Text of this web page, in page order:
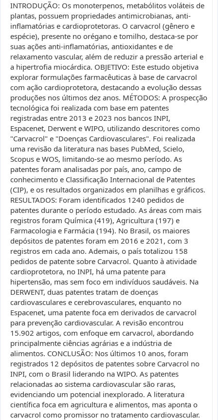
INTRODUÇÃO: Os monoterpenos, metabólitos voláteis de
plantas, possuem propriedades antimicrobianas, anti-
inflamatórias e cardioprotetoras. O carvacrol (gênero e
espécie), presente no orégano e tomilho, destaca-se por
suas ações anti-inflamatórias, antioxidantes e de
relaxamento vascular, além de reduzir a pressão arterial e
a hipertrofia miocárdica. OBJETIVO: Este estudo objetiva
explorar formulações farmacêuticas à base de carvacrol
com ação cardioprotetora, destacando a evolução dessas
produções nos últimos dez anos. MÉTODOS: A prospecção
tecnológica foi realizada com base em patentes
registradas entre 2013 e 2023 nos bancos INPI,
Espacenet, Derwent e WIPO, utilizando descritores como
"Carvacrol" e "Doenças Cardiovasculares". Foi realizada
uma revisão da literatura nas bases PubMed, Scielo,
Scopus e WOS, limitando-se ao mesmo período. As
patentes foram analisadas por país, ano, campo de
conhecimento e Classificação Internacional de Patentes
(CIP), e os resultados organizados em planilhas e gráficos.
RESULTADOS: Foram identificados 1240 pedidos de
patentes durante o período estudado. As áreas com mais
registros foram Química (419), Agricultura (197) e
Farmacologia e Farmácia (194). No Brasil, os maiores
depósitos de patentes foram em 2016 e 2021, com 3
registros em cada ano. Ademais, o país totalizou 158
pedidos de patente sobre Carvacrol. Quanto à atividade
cardioprotetora, no INPI, há uma patente para
hipertensão, mas sem foco em indivíduos saudáveis. Na
DERWENT, duas patentes tratam de doenças
cardiovasculares e cerebrovasculares, enquanto no
Espacenet, uma patente foca em derivados de carvacrol
para prevenção cardiovascular. A revisão encontrou
15.902 artigos, com enfoque em carvacrol, abordando
principalmente ciências agrárias e a indústria de
alimentos. CONCLUSÃO: Nos últimos 10 anos, foram
registrados 12 depósitos de patentes sobre Carvacrol no
INPI, com o Brasil liderando na WIPO. As patentes
relacionadas ao sistema cardiovascular são raras,
evidenciando um potencial inexplorado. A literatura
científica foca em agricultura e alimentos, mas aponta o
carvacrol como promissor no tratamento cardiovascular.